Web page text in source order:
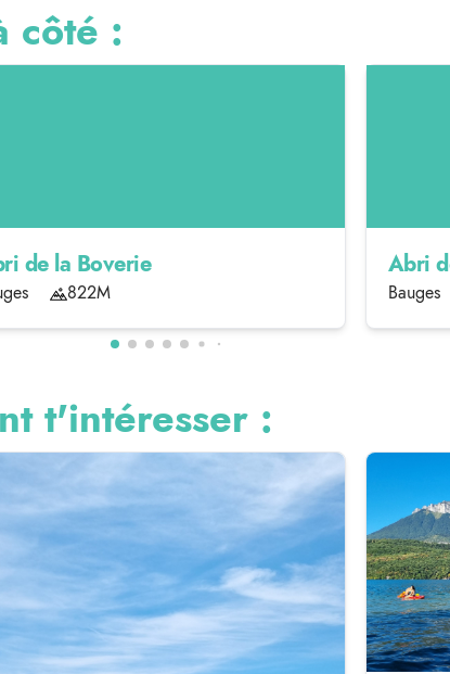
côté :
de la Boverie
822M
Abri
Bauges
t'intéresser :